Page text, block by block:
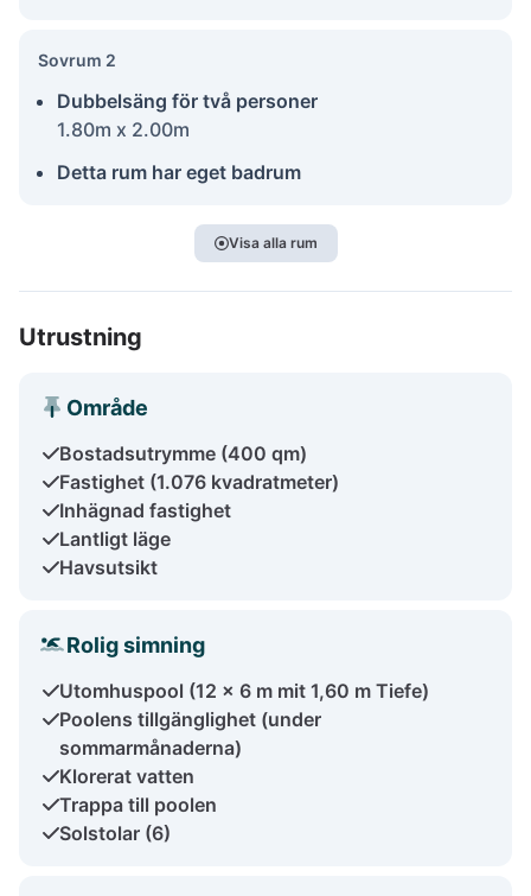
Sovrum 2
Dubbelsäng för två personer
1.80m x 2.00m
Detta rum har eget badrum
Visa alla rum
Utrustning
Område
Bostadsutrymme (400 qm)
Fastighet (1.076 kvadratmeter)
Inhägnad fastighet
Lantligt läge
Havsutsikt
Rolig simning
Utomhuspool (12 x 6 m mit 1,60 m Tiefe)
Poolens tillgänglighet (under
sommarmånaderna)
Klorerat vatten
Trappa till poolen
Solstolar (6)